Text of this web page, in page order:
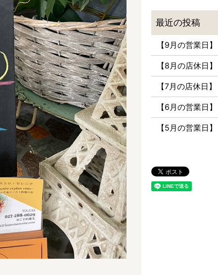
【9月の営業日】
【8月の店休日】
【7月の店休日】
【6月の営業日】
【5月の営業日】